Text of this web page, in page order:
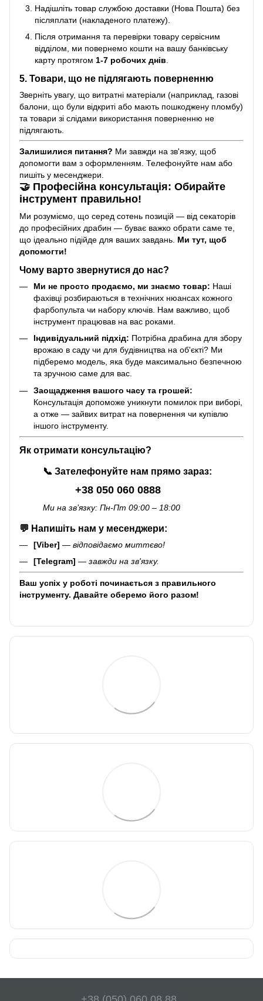
Надішліть товар службою доставки (Нова Пошта) без
післяплати (накладеного платежу).
Після отримання та перевірки товару сервісним
відділом, ми повернемо кошти на вашу банківську
карту протягом 1-7 робочих днів
5. Товари, що не підлягають поверненню
Зверніть увагу, що витратні матеріали (наприклад, газові
балони, що були відкриті або мають пошкоджену пломбу)
та товари зі слідами використання поверненню не
підлягають.
Залишилися питання? Ми завжди на зв'язку, щоб
допомогти вам з оформленням. Телефонуйте нам або
пишіть у месенджери.
🤝 Професійна консультація: Обирайте
інструмент правильно!
Ми розуміємо, що серед сотень позицій — від секаторів
до професійних драбин — буває важко обрати саме те,
що ідеально підійде для ваших завдань. Ми тут, щоб
допомогти!
Чому варто звернутися до нас?
Ми не просто продаємо, ми знаємо товар: Наші
фахівці розбираються в технічних нюансах кожного
фарбопульта чи набору ключів. Нам важливо, щоб
інструмент працював на вас роками.
Індивідуальний підхід: Потрібна драбина для збору
врожаю в саду чи для будівництва на об'єкті? Ми
підберемо модель, яка буде максимально безпечною
та зручною саме для вас.
Заощадження вашого часу та грошей:
Консультація допоможе уникнути помилок при виборі,
а отже — зайвих витрат на повернення чи купівлю
іншого інструменту.
Як отримати консультацію?
📞 Зателефонуйте нам прямо зараз:
+38 050 060 0888
Ми на зв’язку: Пн-Пт 09:00 – 18:00
💬 Напишіть нам у месенджери:
[Viber] — відповідаємо миттєво!
[Telegram] — завжди на зв'язку.
Ваш успіх у роботі починається з правильного
інструменту. Давайте оберемо його разом!